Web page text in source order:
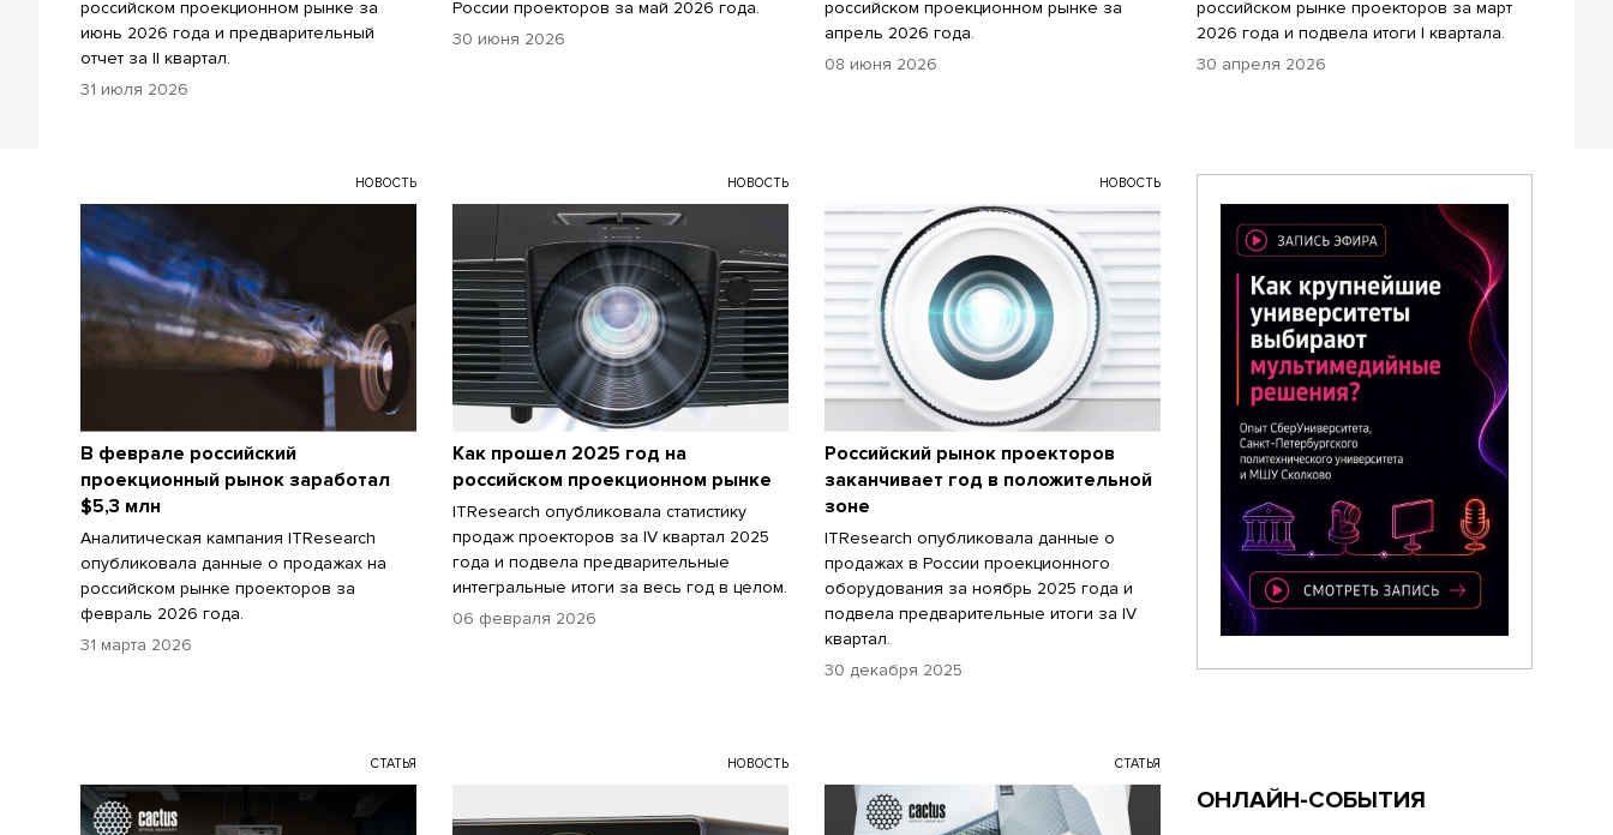
российском проекционном рынке за
июнь 2026 года и предварительный
отчет за II квартал.
31 июля 2026
России проекторов за май 2026 года.
30 июня 2026
российском проекционном рынке за
апрель 2026 года.
08 июня 2026
российском рынке проекторов за март
2026 года и подвела итоги I квартала.
30 апреля 2026
НОВОСТЬ
В феврале российский
проекционный рынок заработал
$5,3 млн
Аналитическая кампания ITResearch
опубликовала данные о продажах на
российском рынке проекторов за
февраль 2026 года.
31 марта 2026
НОВОСТЬ
Как прошел 2025 год на
российском проекционном рынке
ITResearch опубликовала статистику
продаж проекторов за IV квартал 2025
года и подвела предварительные
интегральные итоги за весь год в целом.
06 февраля 2026
НОВОСТЬ
Российский рынок проекторов
заканчивает год в положительной
зоне
ITResearch опубликовала данные о
продажах в России проекционного
оборудования за ноябрь 2025 года и
подвела предварительные итоги за IV
квартал.
30 декабря 2025
СТАТЬЯ НОВОСТЬ СТАТЬЯ
ОНЛАЙН-СОБЫТИЯ